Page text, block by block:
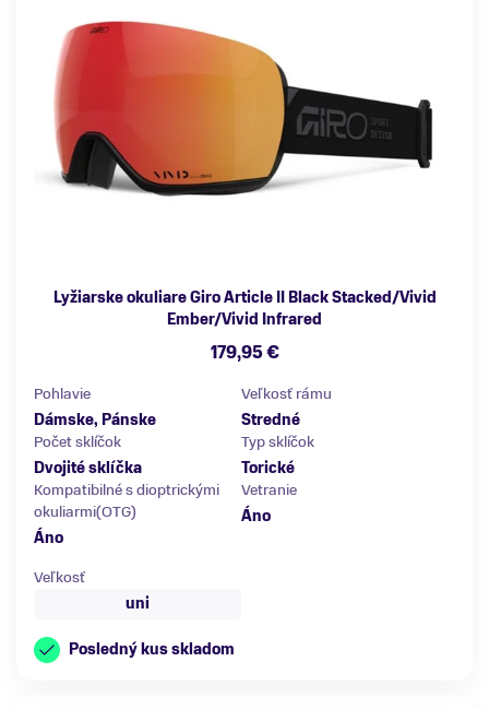
Lyžiarske okuliare Giro Article II Black Stacked/Vivid
Ember/Vivid Infrared
179,95 €
Pohlavie
Dámske, Pánske
Veľkosť rámu
Stredné
Počet sklíčok
Dvojité sklíčka
Typ sklíčok
Torické
Kompatibilné s dioptrickými
okuliarmi(OTG)
Áno
Vetranie
Áno
Veľkosť
uni
Posledný kus skladom